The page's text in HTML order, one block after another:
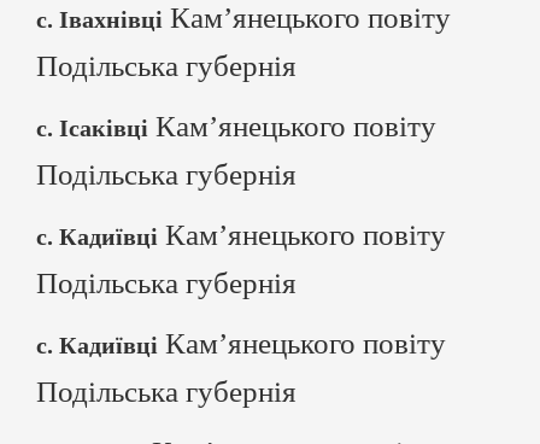
с. Івахнівці Кам’янецького повіту
Подільська губернія
с. Ісаківці Кам’янецького повіту
Подільська губернія
с. Кадиївці Кам’янецького повіту
Подільська губернія
с. Кадиївці Кам’янецького повіту
Подільська губернія